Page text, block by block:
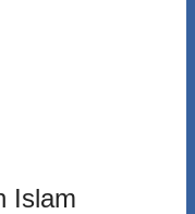
Islam